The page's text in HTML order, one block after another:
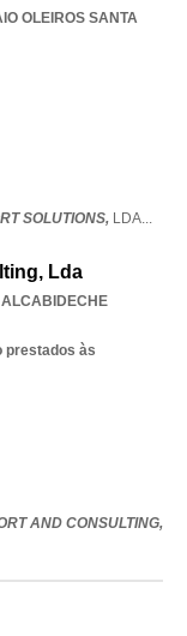
OLEIROS SANTA
SOLUTIONS, LDA...
Lda
ALCABIDECHE
prestados às
AND CONSULTING,